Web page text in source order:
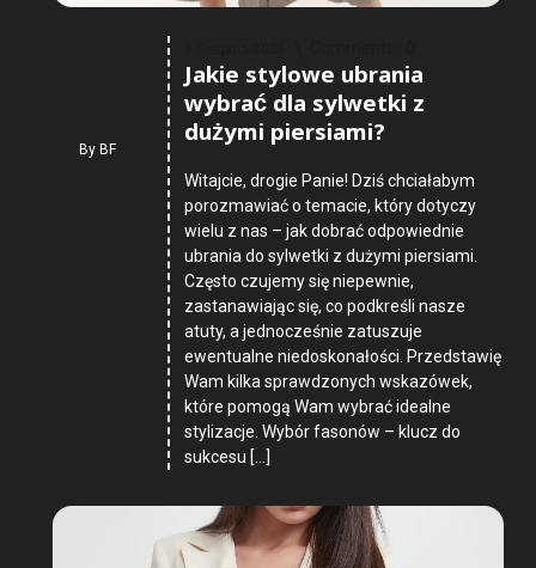
ByBF
Jakie stylowe ubrania
wybrać dla sylwetki z
dużymi piersiami?
Witajcie, drogie Panie! Dziś chciałabym
porozmawiać o temacie, który dotyczy
wielu z nas – jak dobrać odpowiednie
ubrania do sylwetki z dużymi piersiami.
Często czujemy się niepewnie,
zastanawiając się, co podkreśli nasze
atuty, a jednocześnie zatuszuje
ewentualne niedoskonałości. Przedstawię
Wam kilka sprawdzonych wskazówek,
które pomogą Wam wybrać idealne
stylizacje. Wybór fasonów – klucz do
sukcesu […]